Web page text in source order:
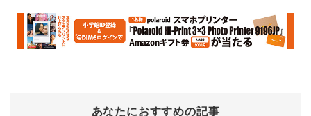
あなたにおすすめの記事